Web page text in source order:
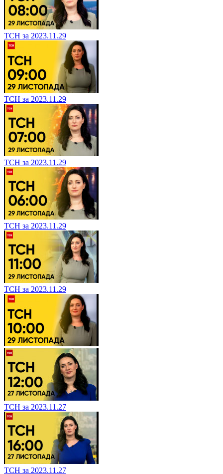
ТСН за 2023.11.29
ТСН за 2023.11.29
ТСН за 2023.11.29
ТСН за 2023.11.29
ТСН за 2023.11.29
ТСН за 2023.11.27
ТСН за 2023.11.27